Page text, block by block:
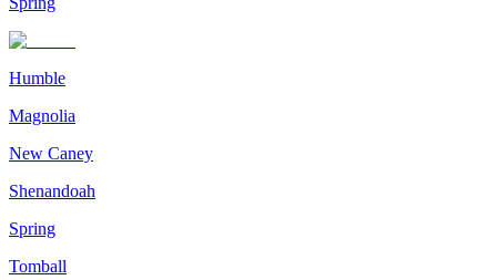
Humble
Magnolia
New Caney
Shenandoah
Spring
Tomball